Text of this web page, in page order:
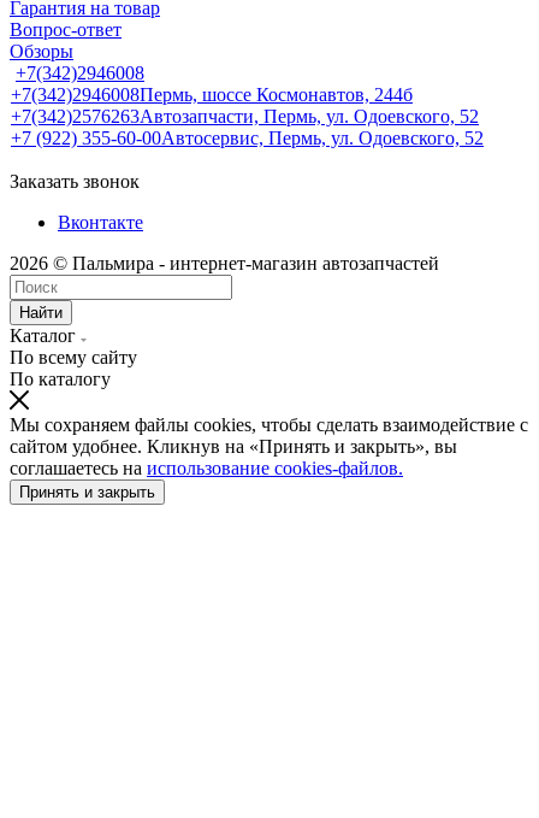
Гарантия на товар
Вопрос-ответ
Обзоры
+7(342)2946008
+7(342)2946008Пермь, шоссе Космонавтов, 244б
+7(342)2576263Автозапчасти, Пермь, ул. Одоевского, 52
+7 (922) 355-60-00Автосервис, Пермь, ул. Одоевского, 52
Заказать звонок
Вконтакте
2026 © Пальмира - интернет-магазин автозапчастей
Найти
Каталог
По всему сайту
По каталогу
Мы сохраняем файлы cookies, чтобы сделать взаимодействие с
сайтом удобнее. Кликнув на «Принять и закрыть», вы
соглашаетесь на использование cookies-файлов.
Принять и закрыть